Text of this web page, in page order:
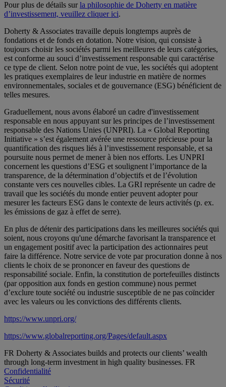
Pour plus de détails surla philosophie de Doherty en matière
d’investissement, veuillez cliquer ici.
Doherty & Associates travaille depuis longtemps auprès de
fondations et de fonds en dotation. Notre vision, qui consiste à
toujours choisir les sociétés parmi les meilleures de leurs catégories,
est conforme au souci d’investissement responsable qui caractérise
ce type de client. Selon notre point de vue, les sociétés qui adoptent
les pratiques exemplaires de leur industrie en matière de normes
environnementales, sociales et de gouvernance (ESG) bénéficient de
telles mesures.
Graduellement, nous avons élaboré un cadre d'investissement
responsable en nous appuyant sur les principes de l’investissement
responsable des Nations Unies (UNPRI). La « Global Reporting
Initiative » s’est également avérée une ressource précieuse pour la
quantification des risques liés à l’investissement responsable, et sa
poursuite nous permet de mener à bien nos efforts. Les UNPRI
concernent les questions d’ESG et soulignent l’importance de la
transparence, de la détermination d’objectifs et de l’évolution
constante vers ces nouvelles cibles. La GRI représente un cadre de
travail que les sociétés du monde entier peuvent adopter pour
mesurer les facteurs ESG dans le contexte de leurs activités (p. ex.
les émissions de gaz à effet de serre).
En plus de détenir des participations dans les meilleures sociétés qui
soient, nous croyons qu'une démarche favorisant la transparence et
un engagement positif avec la participation des actionnaires peut
faire la différence. Notre service de vote par procuration donne à nos
clients le choix de se prononcer en faveur des questions de
responsabilité sociale. Enfin, la constitution de portefeuilles distincts
(par opposition aux fonds en gestion commune) nous permet
d’exclure toute société ou industrie susceptible de ne pas coïncider
avec les valeurs ou les convictions des différents clients.
https://www.unpri.org/
https://www.globalreporting.org/Pages/default.aspx
FR Doherty & Associates builds and protects our clients’ wealth
through long-term investment in high quality businesses. FR
Confidentialité
Sécurité